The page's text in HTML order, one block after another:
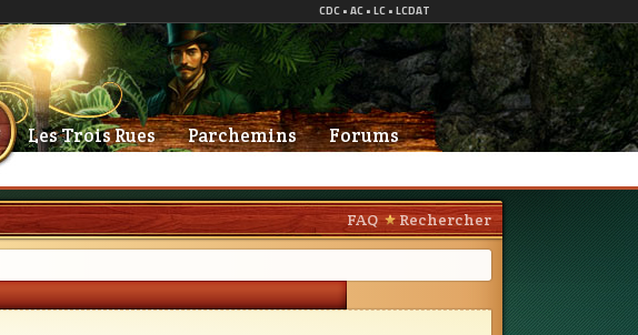
Les Trois Rues Parchemins Forums
FAQ Rechercher